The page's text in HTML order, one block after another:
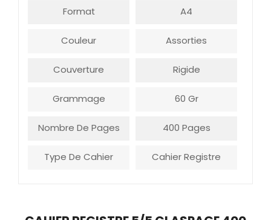
Format
A4
Couleur Assorties
Couverture Rigide
Grammage 60 Gr
Nombre De Pages 400 Pages
Type De Cahier Cahier Registre